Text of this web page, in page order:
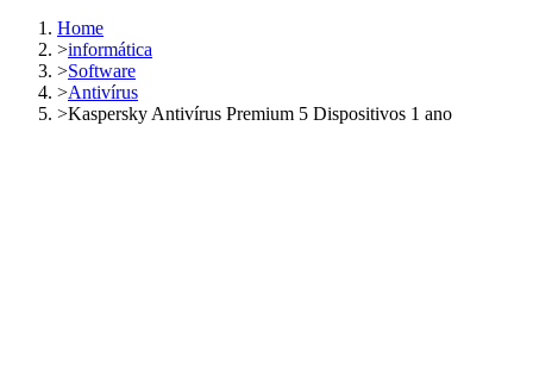
Home
>informática
>Software
>Antivírus
>Kaspersky Antivírus Premium 5 Dispositivos 1 ano